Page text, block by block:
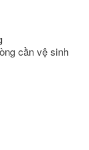
cần vệ sinh